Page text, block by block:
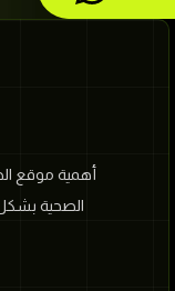
أهمية موقع
الصحية
وتيسير
موقع